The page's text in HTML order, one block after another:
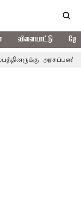
விளையாட்டு
அரசுப்பணி